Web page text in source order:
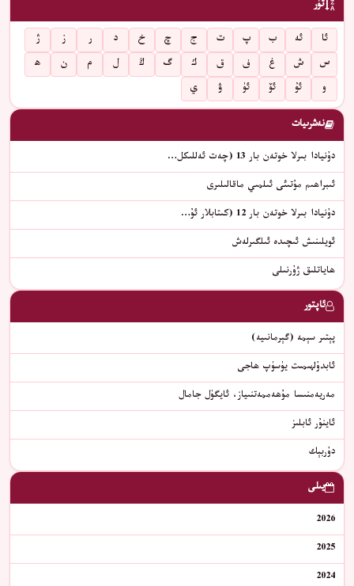
تۈر
ئا ئە ب پ ت ج چ خ د ر ز
ژ
س
ش غ ف ق ك گ ڭ ل م ن
ھ
و
ئۇ ئۆ ئۈ ۋ ي
نەشرىيات
دۇنيادا بىرلا خوتەن بار 13 (چەت ئەللىكل…
ئىبراھىم مۇتىئى ئىلمىي ماقالىلىرى
دۇنيادا بىرلا خوتەن بار 12 (كىتابلار ئۇ…
ئويلىنىش ئىچىدە ئىلگىرلەش
ھاياتلىق ژۇرنىلى
ئاپتور
پېتىر سېمە (گېرمانىيە)
ئابدۇلھىمىت يۈسۈپ ھاجى
مەريەمنىسا مۇھەممەتنىياز، ئايگۈل جامال
ئاينۇر ئابلىز
دۇربېك
يىلى
2026
2025
2024